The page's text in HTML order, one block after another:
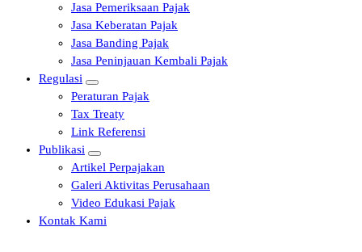
Jasa Pemeriksaan Pajak
Jasa Keberatan Pajak
Jasa Banding Pajak
Jasa Peninjauan Kembali Pajak
Regulasi
Peraturan Pajak
Tax Treaty
Link Referensi
Publikasi
Artikel Perpajakan
Galeri Aktivitas Perusahaan
Video Edukasi Pajak
Kontak Kami